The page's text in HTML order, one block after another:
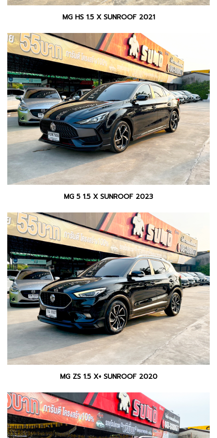
MG HS 1.5 X SUNROOF 2021
MG 5 1.5 X SUNROOF 2023
MG ZS 1.5 X+ SUNROOF 2020